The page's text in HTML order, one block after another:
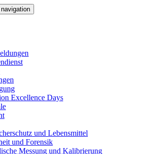
Excellence Days
und Lebensmittel
und Forensik
Messung und Kalibrierung